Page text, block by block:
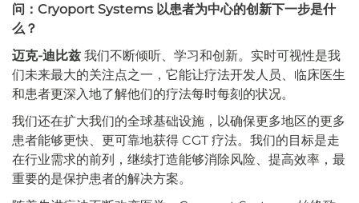
问：Cryoport Systems 以患者为中心的创新下一步是什
么？
迈克-迪比兹 我们不断倾听、学习和创新。实时可视性是我
们未来最大的关注点之一，它能让疗法开发人员、临床医生
和患者更深入地了解他们的疗法每时每刻的状况。
我们还在扩大我们的全球基础设施，以确保更多地区的更多
患者能够更快、更可靠地获得 CGT 疗法。我们的目标是走
在行业需求的前列，继续打造能够消除风险、提高效率，最
重要的是保护患者的解决方案。